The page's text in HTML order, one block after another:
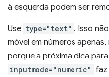
à esquerda podem ser
Use type="text" . Isso
móvel em números
porque a próxima dica
inputmode="numeric" faz